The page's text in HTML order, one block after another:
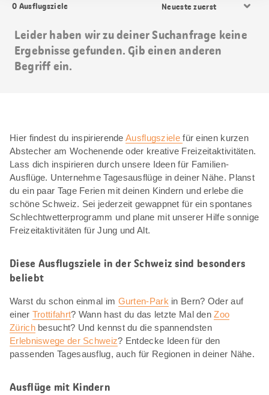
0 Ausflugsziele
Sortierung
Leider haben wir zu deiner Suchanfrage keine
Ergebnisse gefunden. Gib einen anderen
Begriff ein.
Hier findest du inspirierendeAusflugszielefür einen kurzen
Abstecher am Wochenende oder kreative Freizeitaktivitäten.
Lass dich inspirieren durch unsere Ideen für Familien-
Ausflüge. Unternehme Tagesausflüge in deiner Nähe. Planst
du ein paar Tage Ferien mit deinen Kindern und erlebe die
schöne Schweiz. Sei jederzeit gewappnet für ein spontanes
Schlechtwetterprogramm und plane mit unserer Hilfe sonnige
Freizeitaktivitäten für Jung und Alt.
Diese Ausflugsziele in der Schweiz sind besonders
beliebt
Warst du schon einmal im Gurten-Park in Bern? Oder auf
einer Trottifahrt? Wann hast du das letzte Mal denZoo
Zürichbesucht? Und kennst du die spannendsten
Erlebniswege der Schweiz? Entdecke Ideen für den
passenden Tagesausflug, auch für Regionen in deiner Nähe.
Ausflüge mit Kindern